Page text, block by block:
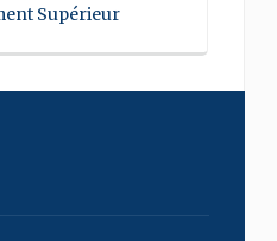
Supérieur